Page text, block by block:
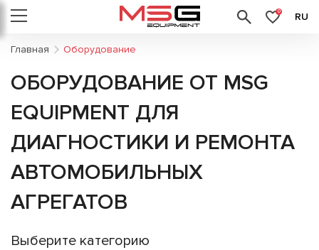
0 RU
Главная Оборудование
ОБОРУДОВАНИЕ ОТ MSG
EQUIPMENT ДЛЯ
ДИАГНОСТИКИ И РЕМОНТА
АВТОМОБИЛЬНЫХ
АГРЕГАТОВ
Выберите категорию